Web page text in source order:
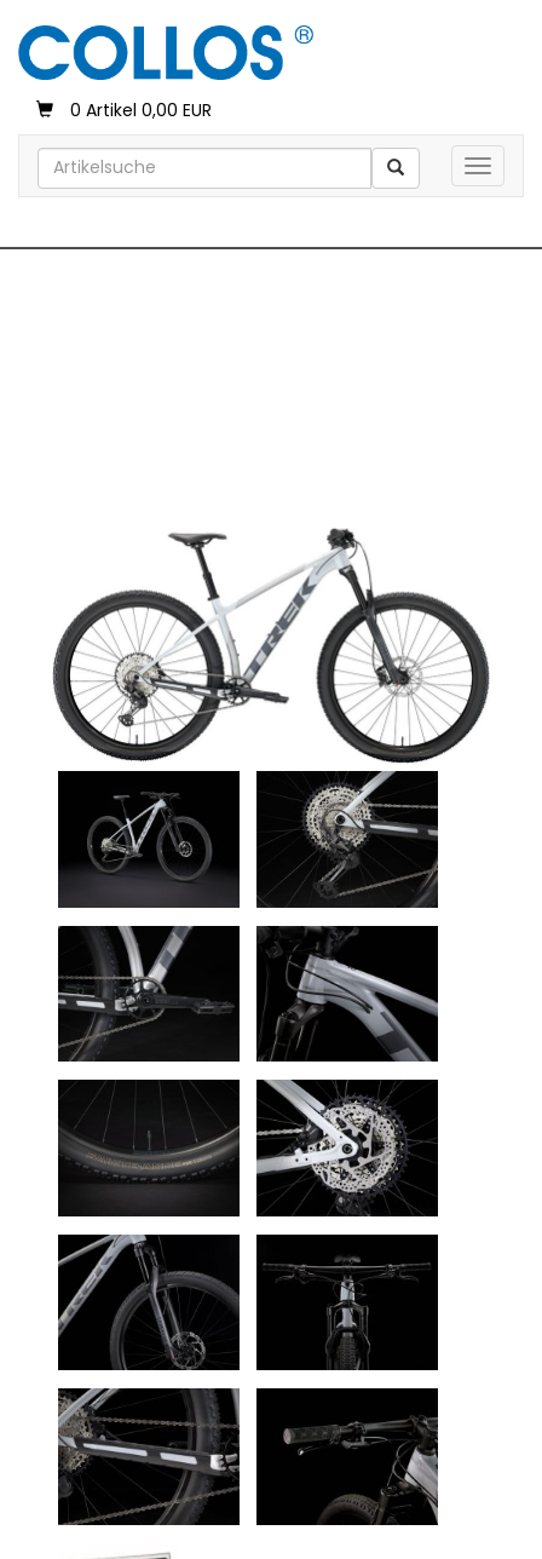
0 Artikel 0,00 EUR
Toggle